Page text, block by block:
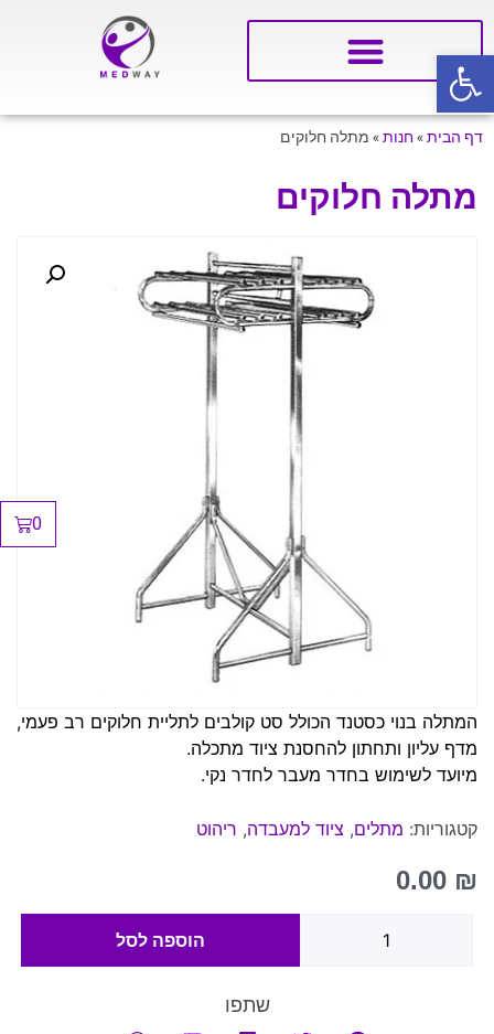
פתח סרגל נגישות
0
דף הבית»חנות» מתלה חלוקים
מתלה חלוקים
המתלה בנוי כסטנד הכולל סט קולבים לתליית חלוקים רב פעמי,
מדף עליון ותחתון להחסנת ציוד מתכלה.
מיועד לשימוש בחדר מעבר לחדר נקי.
קטגוריות: מתלים, ציוד למעבדה, ריהוט
0.00 ₪
הוספה לסל
שתפו